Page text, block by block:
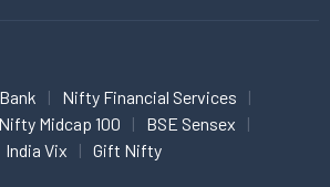
Nifty Financial Services
Nifty Midcap 100
BSE Sensex
India Vix Gift Nifty